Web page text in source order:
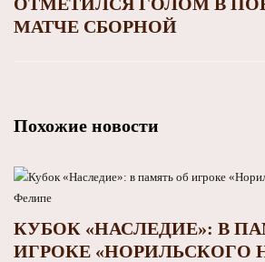
МАТЧЕ СБОРНОЙ
Похожие новости
КУБОК «НАСЛЕДИЕ»: В
ИГРОКЕ «НОРИЛЬСКОГО